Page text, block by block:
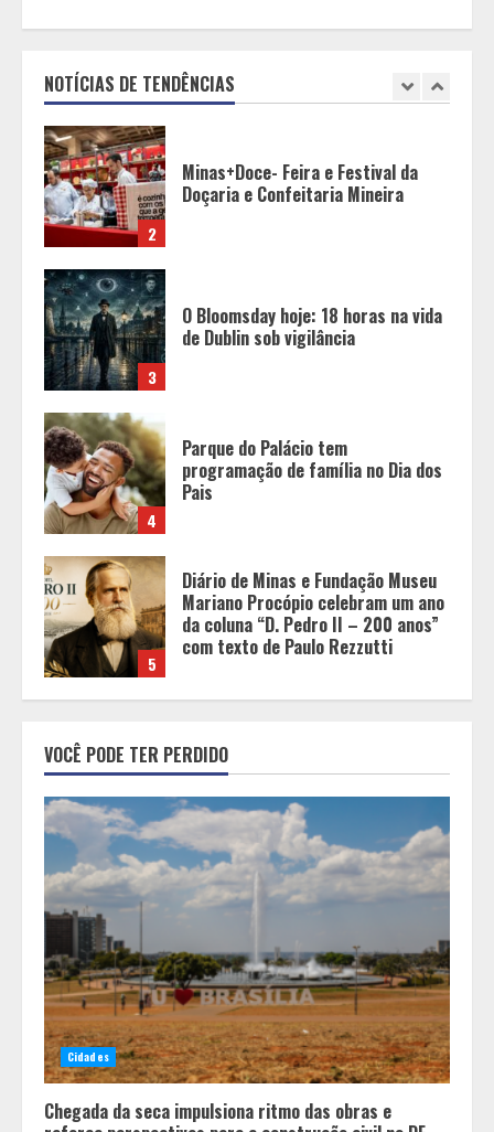
NOTÍCIAS DE TENDÊNCIAS
2
Minas+Doce- Feira e Festival da
3
O Bloomsday hoje: 18 horas na vida
de Dublin sob vigilância
4
Parque do Palácio tem
programação de família no Dia dos
Pais
5
Diário de Minas e Fundação Museu
Mariano Procópio celebram um ano
da coluna “D. Pedro II – 200 anos”
com texto de Paulo Rezzutti
1
Chegada da seca impulsiona ritmo
das obras e reforça perspectivas
para a construção civil no DF
Minas+Doce- Feira e Festival da
Doçaria e Confeitaria Mineira
3
O Bloomsday hoje: 18 horas na vida
de Dublin sob vigilância
Parque do Palácio tem
programação de família no Dia dos
Pais
VOCÊ PODE TER PERDIDO
Cidades
Chegada da seca impulsiona ritmo das obras e